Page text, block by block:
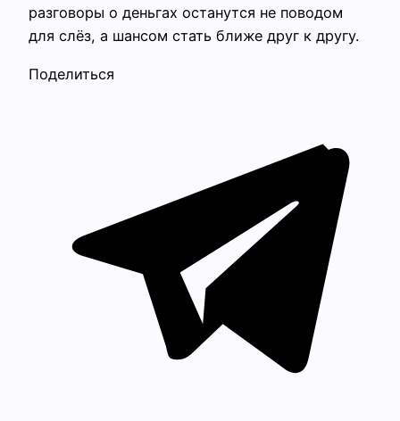
разговоры о деньгах останутся не поводом
для слёз, а шансом стать ближе друг к другу.
Поделиться